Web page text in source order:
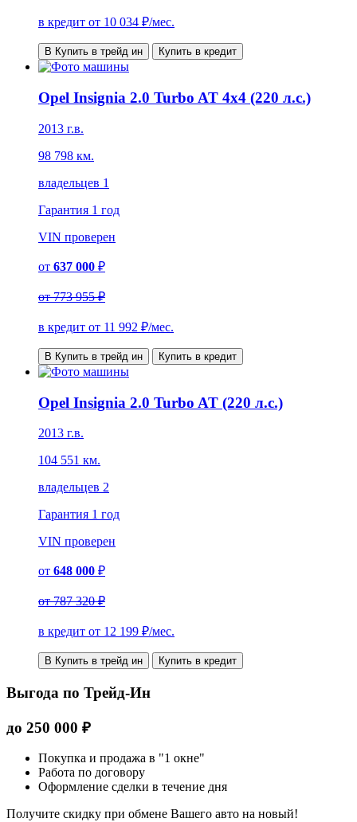
в кредит от 10 034 ₽/мес.
В Купить в трейд ин Купить в кредит
Opel Insignia 2.0 Turbo AT 4x4 (220 л.с.)
2013 г.в.
98 798 км.
владельцев 1
Гарантия 1 год
VIN проверен
от 637 000 ₽
от773 955 ₽
в кредит от 11 992 ₽/мес.
В Купить в трейд ин Купить в кредит
Opel Insignia 2.0 Turbo AT (220 л.с.)
2013 г.в.
104 551 км.
владельцев 2
Гарантия 1 год
VIN проверен
от 648 000 ₽
от787 320 ₽
в кредит от 12 199 ₽/мес.
В Купить в трейд ин Купить в кредит
Выгода по Трейд-Ин
до 250 000 ₽
Покупка и продажа в "1 окне"
Работа по договору
Оформление сделки в течение дня
Получите скидку при обмене Вашего авто на новый!